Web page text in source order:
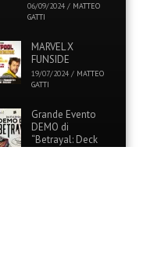
06/09/2024 / MATTEO
GATTI
MARVEL X
FUNSIDE
19/07/2024 / MATTEO
GATTI
Grande Evento
DEMO di
“Betrayal: Deck